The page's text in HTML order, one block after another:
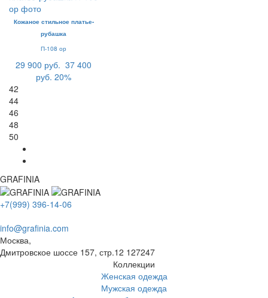
Кожаное стильное платье-
рубашка
П-108 ор
29 900 руб. 37 400
руб. 20%
42
44
46
48
50
GRAFINIA
+7(999) 396-14-06
info@grafinia.com
Москва,
Дмитровское шоссе 157, стр.12 127247
Коллекции
Женская одежда
Мужская одежда